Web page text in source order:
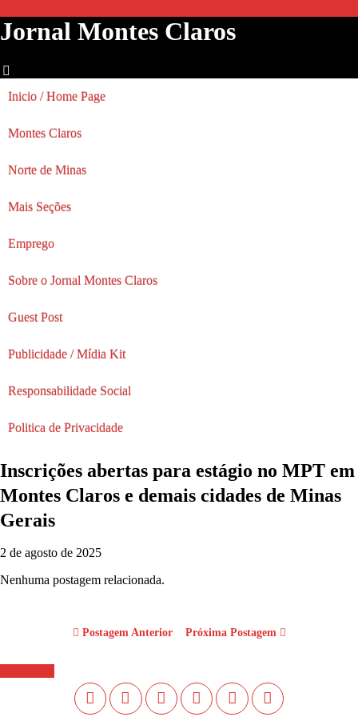
Jornal Montes Claros
Inicio / Home Page
Montes Claros
Norte de Minas
Mais Seções
Emprego
Sobre o Jornal Montes Claros
Guest Post
Publicidade / Mídia Kit
Responsabilidade Social
Politica de Privacidade
Inscrições abertas para estágio no MPT em
Montes Claros e demais cidades de Minas
Gerais
2 de agosto de 2025
Nenhuma postagem relacionada.
Postagem Anterior Próxima Postagem